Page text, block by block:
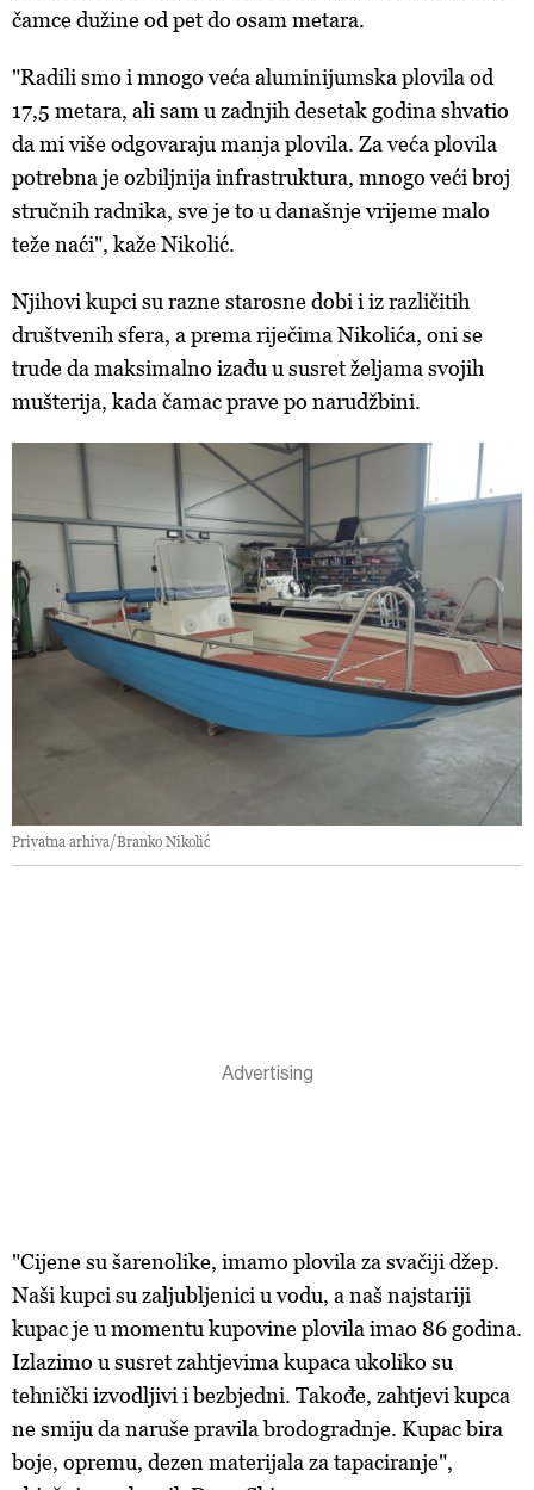
čamce dužine od pet do osam metara.
"Radili smo i mnogo veća aluminijumska plovila od
17,5 metara, ali sam u zadnjih desetak godina shvatio
da mi više odgovaraju manja plovila. Za veća plovila
potrebna je ozbiljnija infrastruktura, mnogo veći broj
stručnih radnika, sve je to u današnje vrijeme malo
teže naći", kaže Nikolić.
Njihovi kupci su razne starosne dobi i iz različitih
društvenih sfera, a prema riječima Nikolića, oni se
trude da maksimalno izađu u susret željama svojih
mušterija, kada čamac prave po narudžbini.
Privatna arhiva/Branko Nikolić
"Cijene su šarenolike, imamo plovila za svačiji džep.
Naši kupci su zaljubljenici u vodu, a naš najstariji
kupac je u momentu kupovine plovila imao 86 godina.
Izlazimo u susret zahtjevima kupaca ukoliko su
tehnički izvodljivi i bezbjedni. Takođe, zahtjevi kupca
ne smiju da naruše pravila brodogradnje. Kupac bira
boje, opremu, dezen materijala za tapaciranje",